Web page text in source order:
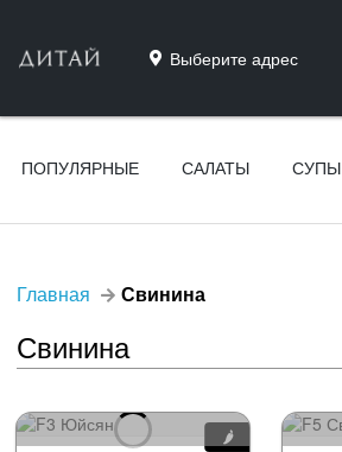
Выберите адрес
ПОПУЛЯРНЫЕ САЛАТЫ СУПЫ
Главная Свинина
Свинина
🌶️